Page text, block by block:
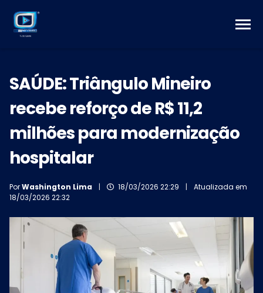
SAÚDE: Triângulo Mineiro
recebe reforço de R$ 11,2
milhões para modernização
hospitalar
PorWashington Lima | 18/03/2026 22:29 |
Atualizada em
18/03/2026 22:32